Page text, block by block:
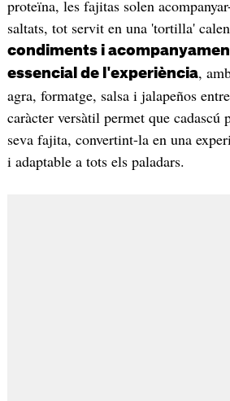
proteïna, les fajitas solen
saltats, tot servit en una 'tortilla'
condiments i
essencial de l'experiència,
agra, formatge, salsa i jalapeños
caràcter versàtil permet que cadascú
seva fajita, convertint-la en una
i adaptable a tots els paladars.